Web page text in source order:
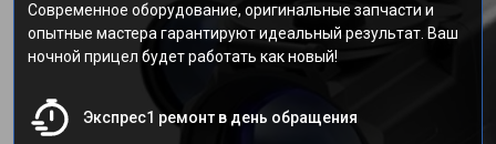
Современное оборудование, оригинальные запчасти и
опытные мастера гарантируют идеальный результат. Ваш
ночной прицел будет работать как новый!
Экспрес1 ремонт в день обращения